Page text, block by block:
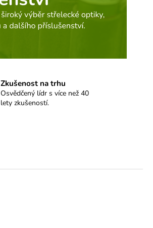
Zkušenost na trhu
Osvědčený lídr s více než 40
lety zkušeností.